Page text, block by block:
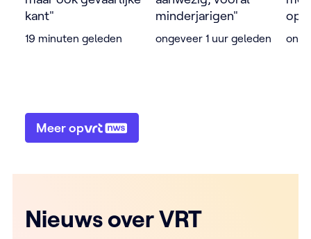
kant"
19 minuten geleden
minderjarigen"
ongeveer 1 uur geleden
Meer op
Nieuws over VRT